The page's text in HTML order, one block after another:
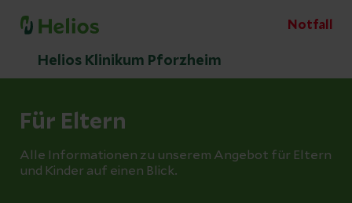
Notfall
Helios Klinikum Pforzheim
Für Eltern
Alle Informationen zu unserem Angebot für Eltern
und Kinder auf einen Blick.